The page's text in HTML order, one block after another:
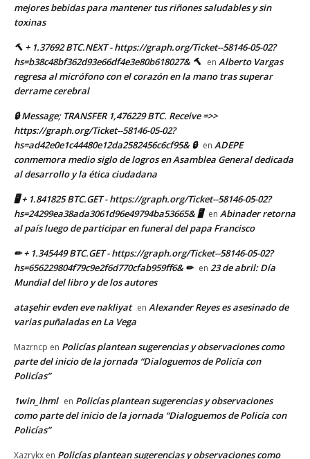
mejores bebidas para mantener tus riñones saludables y sin
toxinas
🔨 + 1.37692 BTC.NEXT - https://graph.org/Ticket--58146-05-02?
hs=b38c48bf362d93e66df4e3e80b618027& 🔨 en Alberto Vargas
regresa al micrófono con el corazón en la mano tras superar
derrame cerebral
🔒 Message; TRANSFER 1,476229 BTC. Receive =>>
https://graph.org/Ticket--58146-05-02?
hs=ad42e0e1c44480e12da2582456c6cf95& 🔒 en ADEPE
conmemora medio siglo de logros en Asamblea General dedicada
al desarrollo y la ética ciudadana
🖥 + 1.841825 BTC.GET - https://graph.org/Ticket--58146-05-02?
hs=24299ea38ada3061d96e49794ba53665& 🖥 en Abinader retorna
al país luego de participar en funeral del papa Francisco
✏ + 1.345449 BTC.GET - https://graph.org/Ticket--58146-05-02?
hs=656229804f79c9e2f6d770cfab959ff6& ✏ en 23 de abril: Día
Mundial del libro y de los autores
ataşehir evden eve nakliyat en Alexander Reyes es asesinado de
varias puñaladas en La Vega
Mazrncp en Policías plantean sugerencias y observaciones como
parte del inicio de la jornada “Dialoguemos de Policía con
Policías”
1win_lhml en Policías plantean sugerencias y observaciones
como parte del inicio de la jornada “Dialoguemos de Policía con
Policías”
Xazrykx en Policías plantean sugerencias y observaciones como